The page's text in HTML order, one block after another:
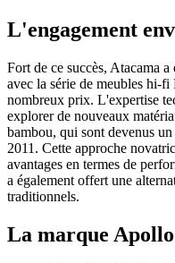
L'engagement
Fort de ce succès, Atacama
avec la série de meubles hi-
nombreux prix. L'expertise
explorer de nouveaux
bambou, qui sont devenus
2011. Cette approche
avantages en termes de
a également offert une
traditionnels.
La marque